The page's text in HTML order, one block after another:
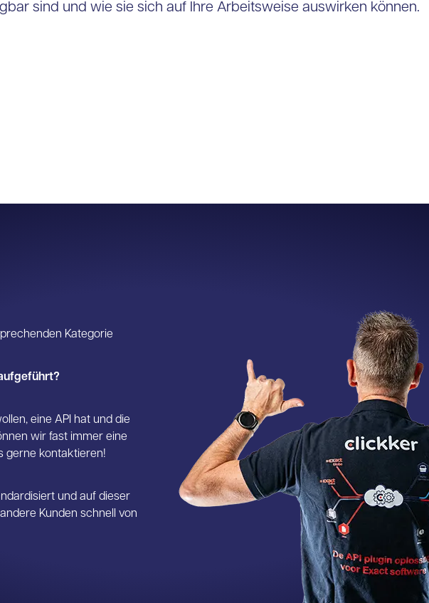
sind und wie sie sich auf Ihre Arbeitsweise auswirken können.
Kategorie
eine API hat und die
wir fast immer eine
gerne kontaktieren!
und auf dieser
Kunden schnell von